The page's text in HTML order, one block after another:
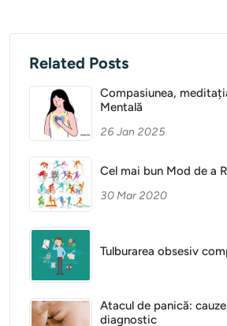
Related Posts
Compasiunea,
Mentală
26 Jan 2025
Cel mai bun Mod de a
30 Mar 2020
Tulburarea obsesiv
Atacul de panică:
diagnostic